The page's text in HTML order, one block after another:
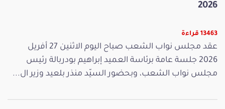
2026
13463 قراءة
عقد مجلس نواب الشعب صباح اليوم الاثنين 27 أفريل
2026 جلسة عامة برئاسة العميد إبراهيم بودربالة رئيس
مجلس نواب الشعب، وبحضور السيّد منذر بلعيد وزير ال...